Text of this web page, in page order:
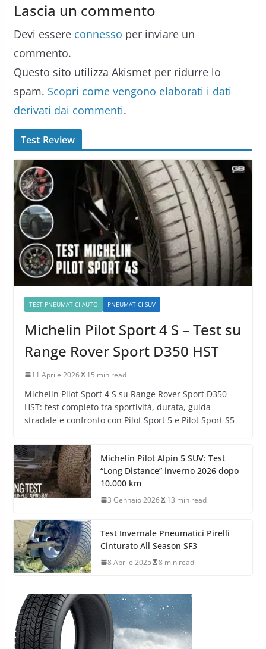
Lascia un commento
Devi essere connesso per inviare un
commento.
Questo sito utilizza Akismet per ridurre lo
spam. Scopri come vengono elaborati i dati
derivati dai commenti.
Test Review
TEST PNEUMATICI AUTO PNEUMATICI SUV
Michelin Pilot Sport 4 S – Test su
Range Rover Sport D350 HST
11 Aprile 2026 15 min read
Michelin Pilot Sport 4 S su Range Rover Sport D350
HST: test completo tra sportività, durata, guida
stradale e confronto con Pilot Sport 5 e Pilot Sport S5
Michelin Pilot Alpin 5 SUV: Test
“Long Distance” inverno 2026 dopo
10.000 km
3 Gennaio 2026 13 min read
Test Invernale Pneumatici Pirelli
Cinturato All Season SF3
8 Aprile 2025 8 min read